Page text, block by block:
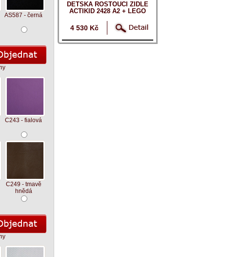
AS587 - černá
C243 - fialová
C249 - tmavě
hnědá
DĚTSKÁ ROSTOUCÍ ŽIDLE
ACTIKID 2428 A2 + LEGO
4 530 Kč